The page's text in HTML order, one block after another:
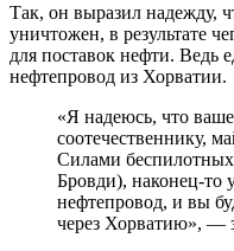
Так, он выразил надежду,
уничтожен, в результате
для поставок нефти. Ведь
нефтепровод из Хорватии.
«Я надеюсь, что
соотечественнику,
Силами
Бровди), наконец-то
нефтепровод, и вы
через Хорватию», —